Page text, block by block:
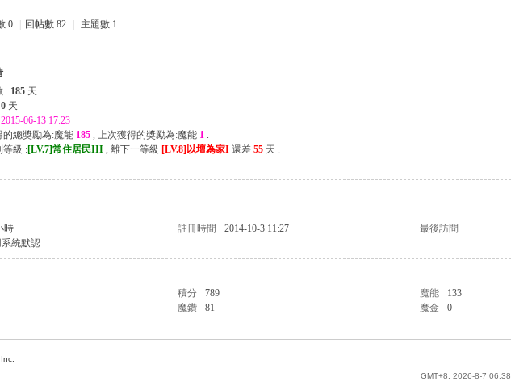
0 回帖數 82 主題數 1
: 185 天
0 天
2015-06-13 17:23
總獎勵為:魔能 185 , 上次獲得的獎勵為:魔能 1 .
等級 :[LV.7]常住居民III , 離下一等級 [LV.8]以壇為家I 還差 55 天 .
時 註冊時間 2014-10-3 11:27
最後訪問
統默認
積分 789 魔能
133
魔鑽 81 魔金 0
GMT+8, 2026-8-7 06:38